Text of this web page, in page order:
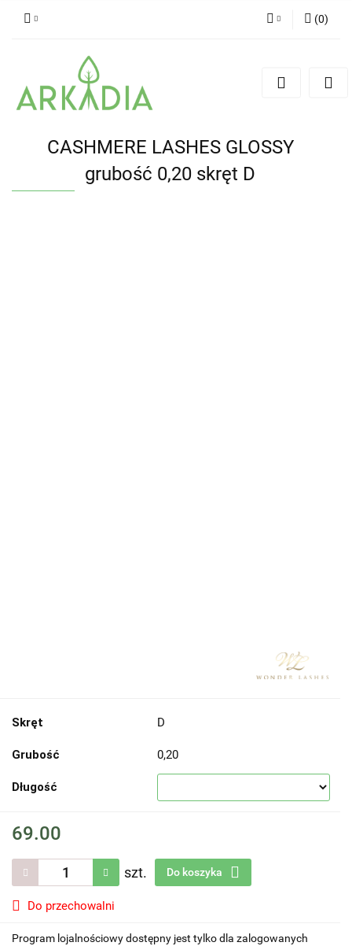
(0)
CASHMERE LASHES GLOSSY
grubość 0,20 skręt D
Skręt D
Grubość 0,20
Długość
69.00
szt. Do koszyka
Do przechowalni
Program lojalnościowy dostępny jest tylko dla zalogowanych